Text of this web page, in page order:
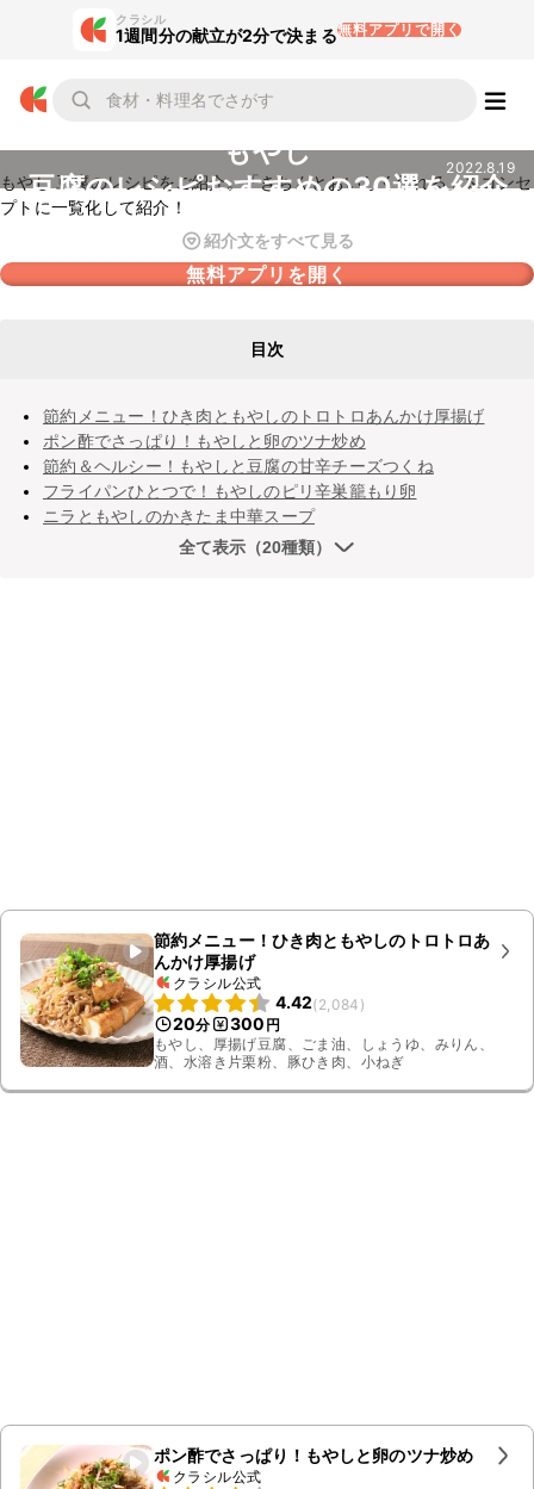
クラシル
1週間分の献立が2分で決まる無料アプリで開く
もやし
豆腐のレシピおすすめの30選を紹介
2022.8.19
もやし 豆腐のレシピをご紹介。「きちんとおいしく作れる」をコンセ
プトに一覧化して紹介！
紹介文をすべて見る
無料アプリを開く
目次
節約メニュー！ひき肉ともやしのトロトロあんかけ厚揚げ
ポン酢でさっぱり！もやしと卵のツナ炒め
節約＆ヘルシー！もやしと豆腐の甘辛チーズつくね
フライパンひとつで！もやしのピリ辛巣籠もり卵
ニラともやしのかきたま中華スープ
全て表示（20種類）
節約メニュー！ひき肉ともやしのトロトロあ
んかけ厚揚げ
クラシル公式
4.42(2,084 )
20分 300 円
もやし、厚揚げ豆腐、ごま油、しょうゆ、みりん、
酒、水溶き片栗粉、豚ひき肉、小ねぎ
ポン酢でさっぱり！もやしと卵のツナ炒め
クラシル公式